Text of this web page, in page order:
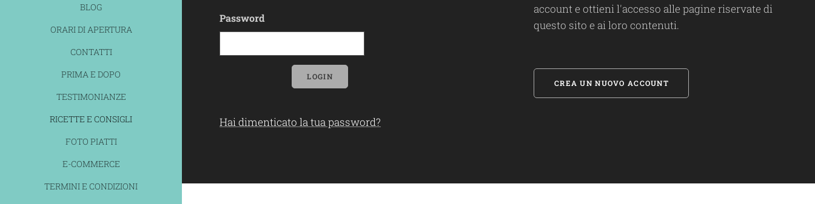
BLOG
ORARI DI APERTURA
CONTATTI
PRIMA E DOPO
TESTIMONIANZE
RICETTE E CONSIGLI
FOTO PIATTI
E-COMMERCE
TERMINI E CONDIZIONI
Password
LOGIN
Hai dimenticato la tua password?
account e ottieni l'accesso alle pagine riservate di
questo sito e ai loro contenuti.
CREA UN NUOVO ACCOUNT